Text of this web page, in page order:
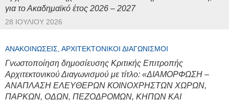
για το Ακαδημαϊκό έτος 2026 – 2027
28 ΙΟΥΛΊΟΥ 2026
ΑΝΑΚΟΙΝΏΣΕΙΣ, ΑΡΧΙΤΕΚΤΟΝΙΚΟΊ ΔΙΑΓΩΝΙΣΜΟΊ
Γνωστοποίηση δημοσίευσης Κριτικής Επιτροπής
Αρχιτεκτονικού Διαγωνισμού με τίτλο: «ΔΙΑΜΟΡΦΩΣΗ –
ΑΝΑΠΛΑΣΗ ΕΛΕΥΘΕΡΩΝ ΚΟΙΝΟΧΡΗΣΤΩΝ ΧΩΡΩΝ,
ΠΑΡΚΩΝ, ΟΔΩΝ, ΠΕΖΟΔΡΟΜΩΝ, ΚΗΠΩΝ ΚΑΙ